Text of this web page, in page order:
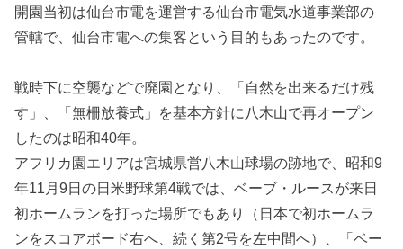
開園当初は仙台市電を運営する仙台市電気水道事業部の
管轄で、仙台市電への集客という目的もあったのです。
戦時下に空襲などで廃園となり、「自然を出来るだけ残
す」、「無柵放養式」を基本方針に八木山で再オープン
したのは昭和40年。
アフリカ園エリアは宮城県営八木山球場の跡地で、昭和9
年11月9日の日米野球第4戦では、ベーブ・ルースが来日
初ホームランを打った場所でもあり（日本で初ホームラ
ンをスコアボード右へ、続く第2号を左中間へ）、「ベー